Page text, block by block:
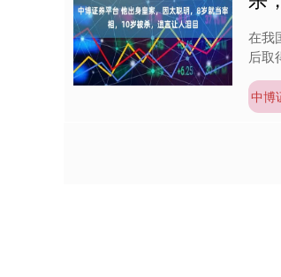
在我
后取
中博